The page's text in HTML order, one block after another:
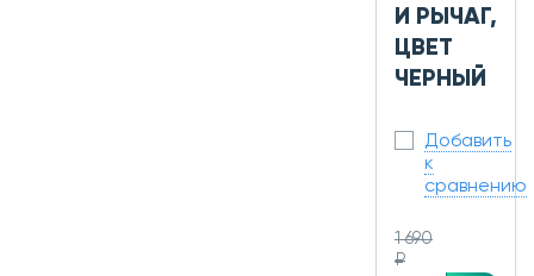
И РЫЧАГ,
ЦВЕТ
ЧЕРНЫЙ
Добавить
к
сравнению
1 690
₽